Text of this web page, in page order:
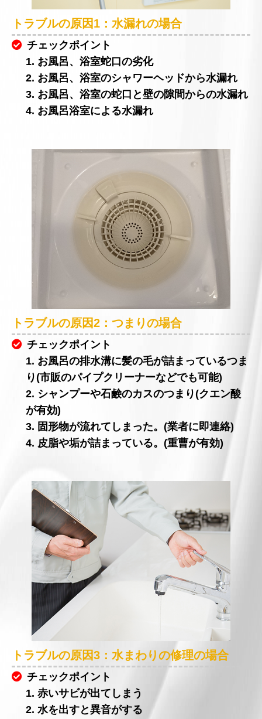
トラブルの原因1：水漏れの場合
チェックポイント
1. お風呂、浴室蛇口の劣化
2. お風呂、浴室のシャワーヘッドから水漏れ
3. お風呂、浴室の蛇口と壁の隙間からの水漏れ
4. お風呂浴室による水漏れ
トラブルの原因2：つまりの場合
チェックポイント
1. お風呂の排水溝に髪の毛が詰まっているつま
り(市販のパイプクリーナーなどでも可能)
2. シャンプーや石鹸のカスのつまり(クエン酸
が有効)
3. 固形物が流れてしまった。(業者に即連絡)
4. 皮脂や垢が詰まっている。(重曹が有効)
トラブルの原因3：水まわりの修理の場合
チェックポイント
1. 赤いサビが出てしまう
2. 水を出すと異音がする